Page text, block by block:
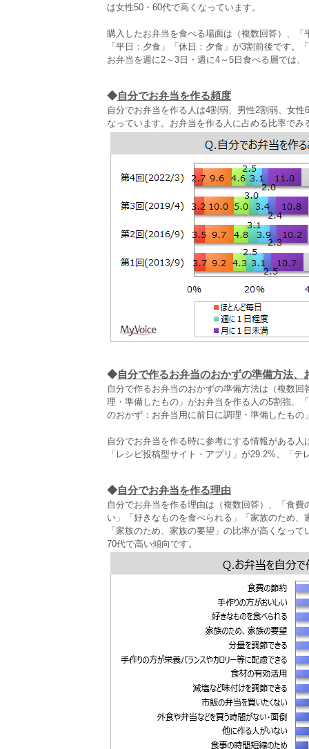
は女性50・60代で高くなっています。
購入したお弁当を食べる場面は（複数回答）、
「平日：夕食」「休日：夕食」が3割前後です。
お弁当を週に2～3日・週に4～5日食べる層では
◆自分でお弁当を作る頻度
自分でお弁当を作る人は4割弱、男性2割弱、女
なっています。お弁当を作る人に占める比率で
◆自分で作るお弁当のおかずの準備方法、
自分で作るお弁当のおかずの準備方法は（複数
理・準備したもの」がお弁当を作る人の5割強、
のおかず：お弁当用に前日に調理・準備したもの
自分でお弁当を作る時に参考にする情報がある
「レシピ投稿型サイト・アプリ」が29.2%、「
◆自分でお弁当を作る理由
自分でお弁当を作る理由は（複数回答）、「食
い」「好きなものを食べられる」「家族のため
「家族のため、家族の要望」の比率が高くなっ
70代で高い傾向です。